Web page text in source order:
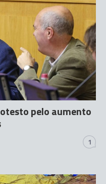
pelo aumento
1